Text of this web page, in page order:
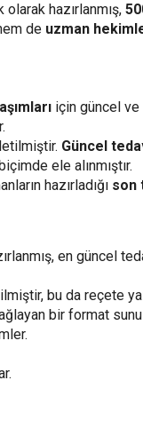
olarak hazırlanmış,
de uzman
için güncel
Güncel
ele alınmıştır.
hazırladığı son
en güncel
bu da reçete
bir format